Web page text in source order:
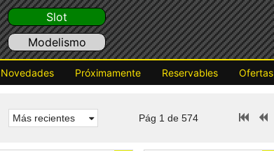
Slot
Modelismo
Novedades Próximamente Reservables Ofertas
Más recientes Pág 1 de 574